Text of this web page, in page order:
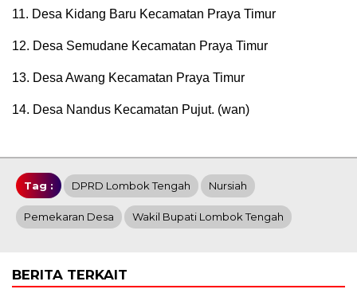
11. Desa Kidang Baru Kecamatan Praya Timur
12. Desa Semudane Kecamatan Praya Timur
13. Desa Awang Kecamatan Praya Timur
14. Desa Nandus Kecamatan Pujut. (wan)
Tag : DPRD Lombok Tengah Nursiah
Pemekaran Desa Wakil Bupati Lombok Tengah
BERITA TERKAIT